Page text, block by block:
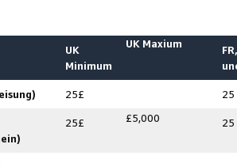
UK
Minimum
UK Maxium
25£ 25
25£ £5,000 25